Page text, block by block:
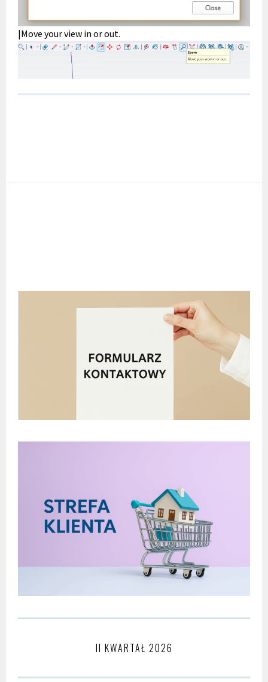
|Move your view in or out.
II KWARTAŁ 2026